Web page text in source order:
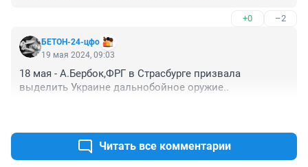
По мнению Арестовича, если нынешнее государство
будет существовать и дальше, это приведет к
очередным сотням тысяч жертв его граждан.
+0 –2
БЕТОН-24-цфо
19 мая 2024, 09:03
18 мая - А.Бербок,ФРГ в Страсбурге призвала
выделить Украине дальнобойное оружие..
Читать все комментарии